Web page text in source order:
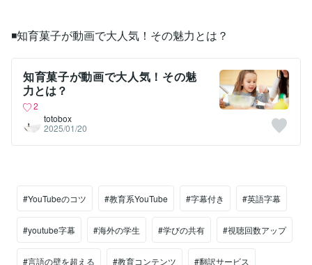
◾️知育菓子が動画で大人気！その魅力とは？
知育菓子が動画で大人気！その魅
力とは？
2
totobox
2025/01/20
#YouTubeのコツ #教育系YouTube #字幕付き #英語字幕
#youtube字幕 #海外の学生 #学びの共有 #視聴回数アップ
#言語の壁を超える #教育コンテンツ #翻訳サービス